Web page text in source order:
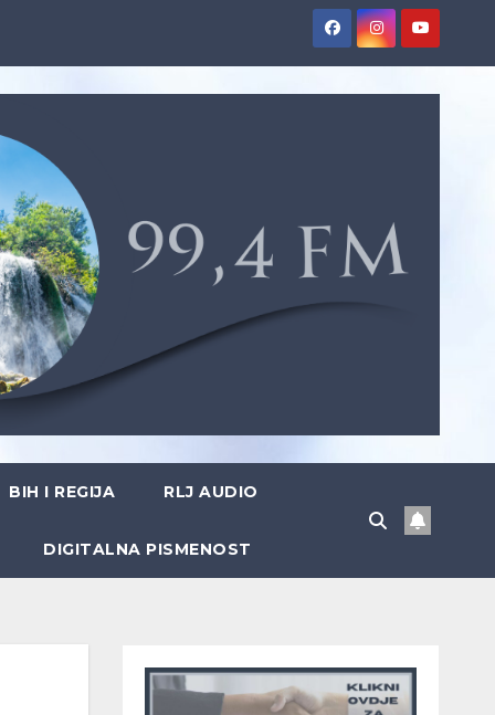
BIH I REGIJA RLJ AUDIO
DIGITALNA PISMENOST